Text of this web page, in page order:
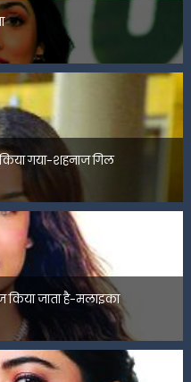
गया-शहनाज गिल
जाता है-मलाइका